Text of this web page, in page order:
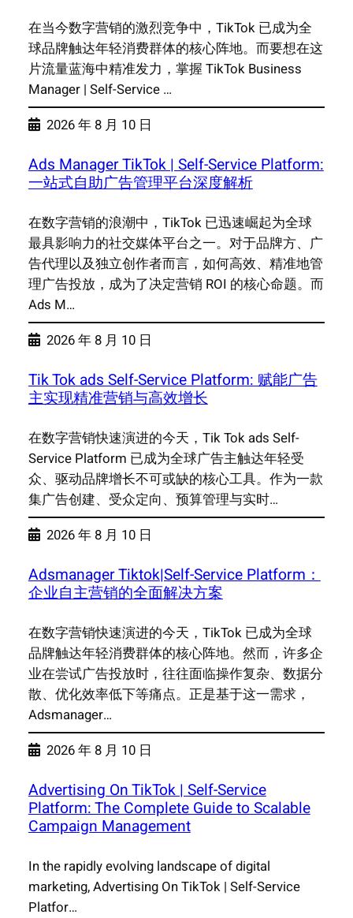
在当今数字营销的激烈竞争中，TikTok 已成为全
球品牌触达年轻消费群体的核心阵地。而要想在这
片流量蓝海中精准发力，掌握 TikTok Business
Manager | Self-Service …
2026 年 8 月 10 日
Ads Manager TikTok | Self-Service Platform:
一站式自助广告管理平台深度解析
在数字营销的浪潮中，TikTok 已迅速崛起为全球
最具影响力的社交媒体平台之一。对于品牌方、广
告代理以及独立创作者而言，如何高效、精准地管
理广告投放，成为了决定营销 ROI 的核心命题。而
Ads M…
2026 年 8 月 10 日
Tik Tok ads Self-Service Platform: 赋能广告
主实现精准营销与高效增长
在数字营销快速演进的今天，Tik Tok ads Self-
Service Platform 已成为全球广告主触达年轻受
众、驱动品牌增长不可或缺的核心工具。作为一款
集广告创建、受众定向、预算管理与实时…
2026 年 8 月 10 日
Adsmanager Tiktok|Self-Service Platform：
企业自主营销的全面解决方案
在数字营销快速演进的今天，TikTok 已成为全球
品牌触达年轻消费群体的核心阵地。然而，许多企
业在尝试广告投放时，往往面临操作复杂、数据分
散、优化效率低下等痛点。正是基于这一需求，
Adsmanager…
2026 年 8 月 10 日
Advertising On TikTok | Self-Service
Platform: The Complete Guide to Scalable
Campaign Management
In the rapidly evolving landscape of digital
marketing, Advertising On TikTok | Self-Service
Platfor…